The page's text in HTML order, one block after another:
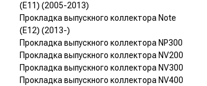
(E11) (2005-2013)
Прокладка выпускного коллектора Note
(E12) (2013-)
Прокладка выпускного коллектора NP300
Прокладка выпускного коллектора NV200
Прокладка выпускного коллектора NV300
Прокладка выпускного коллектора NV400